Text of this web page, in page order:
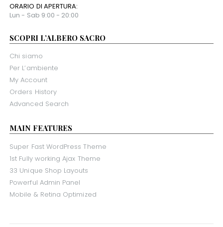
ORARIO DI APERTURA:
Lun - Sab 9:00 - 20:00
SCOPRI L’ALBERO SACRO
Chi siamo
Per L’ambiente
My Account
Orders History
Advanced Search
MAIN FEATURES
Super Fast WordPress Theme
1st Fully working Ajax Theme
33 Unique Shop Layouts
Powerful Admin Panel
Mobile & Retina Optimized